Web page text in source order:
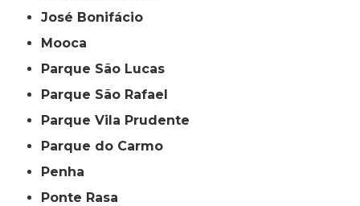
José Bonifácio
Mooca
Parque São Lucas
Parque São Rafael
Parque Vila Prudente
Parque do Carmo
Penha
Ponte Rasa